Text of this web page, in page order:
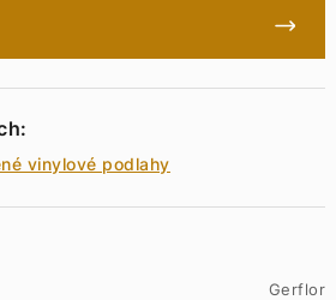
vinylové podlahy
Gerflor